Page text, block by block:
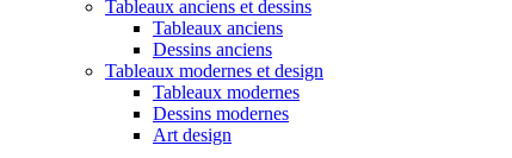
Tableaux anciens et dessins
Tableaux anciens
Dessins anciens
Tableaux modernes et design
Tableaux modernes
Dessins modernes
Art design